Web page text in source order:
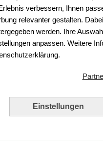
verbessern, Ihnen
relevanter gestalten.
werden. Ihre
anpassen. Weitere
Einstellungen
Da ist
Leider ist ein
Bitte laden